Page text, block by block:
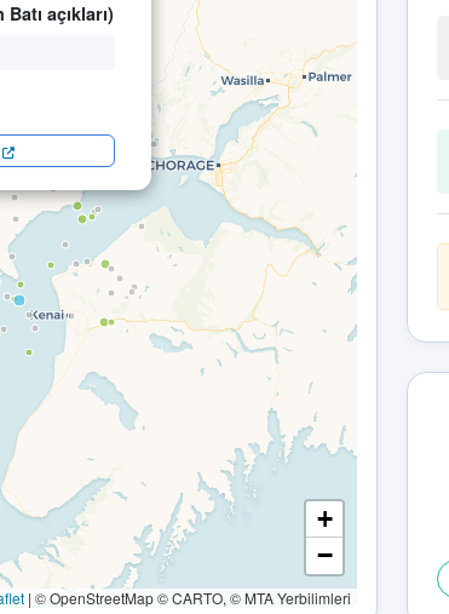
açıkları)
+
−
| © OpenStreetMap © CARTO, © MTA Yerbilimleri